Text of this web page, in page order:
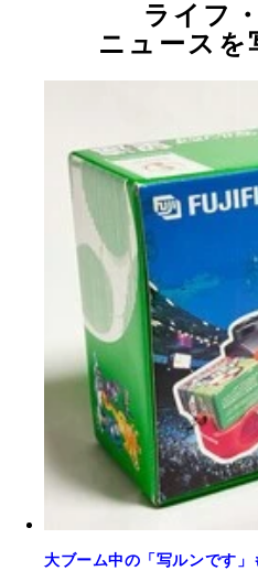
ライフ
ニュースを
大ブーム中の「写ルンです